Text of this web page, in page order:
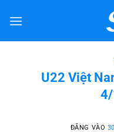
qua
U22 Việt
ĐĂNG VÀO